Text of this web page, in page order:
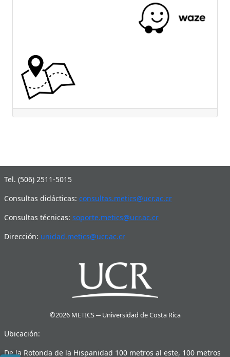
Tel. (506) 2511-5015
Consultas didácticas: consultas.metics@ucr.ac.cr
Consultas técnicas: soporte.metics@ucr.ac.cr
Dirección: unidad.metics@ucr.ac.cr
©2026 METICS ─ Universidad de Costa Rica
Ubicación:
De la Rotonda de la Hispanidad 100 metros al este, 100 metros